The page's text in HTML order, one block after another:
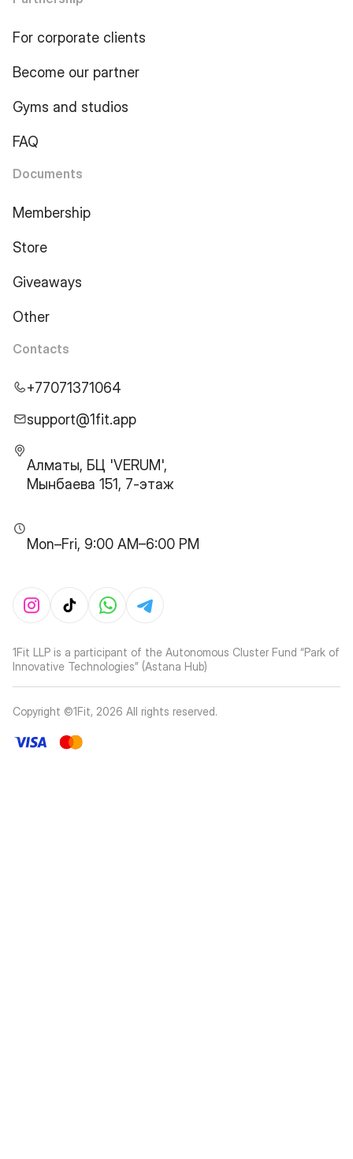
For corporate clients
Become our partner
Gyms and studios
FAQ
Documents
Membership
Store
Giveaways
Other
Contacts
+77071371064
support@1fit.app
Алматы, БЦ 'VERUM',
Мынбаева 151, 7-этаж
Mon–Fri, 9:00 AM–6:00 PM
1Fit LLP is a participant of the Autonomous Cluster Fund “Park of
Innovative Technologies” (Astana Hub)
Copyright ©1Fit, 2026 All rights reserved.